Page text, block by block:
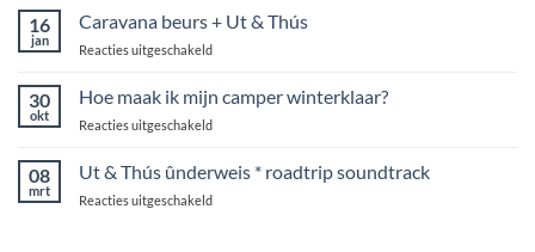
accessoires
Thús
Marokko
16
jan
Caravana beurs + Ut & Thús
Reacties uitgeschakeldvoor
+
Ut
Thús
30
okt
Hoe maak ik mijn camper winterklaar?
Reacties uitgeschakeldvoor
maak
ik
mijn
08
mrt
Ut & Thús ûnderweis * roadtrip soundtrack
Reacties uitgeschakeldvoor